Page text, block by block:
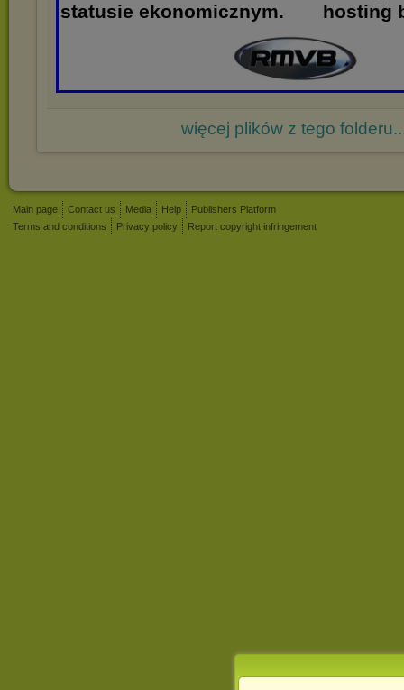
statusie ekonomicznym.
więcej plików z tego
Main page Contact us Media Help
Publishers Platform
Terms and conditions
Privacy policy Report copyright infringement